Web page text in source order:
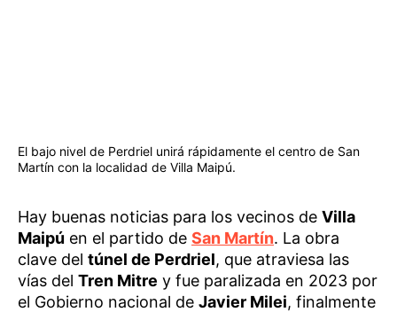
El bajo nivel de Perdriel unirá rápidamente el centro de San
Martín con la localidad de Villa Maipú.
Hay buenas noticias para los vecinos de Villa
Maipú en el partido de San Martín. La obra
clave del túnel de Perdriel, que atraviesa las
vías del Tren Mitre y fue paralizada en 2023 por
el Gobierno nacional de Javier Milei, finalmente